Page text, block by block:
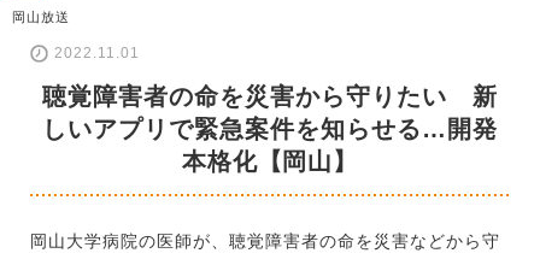
岡山放送
2022.11.01
聴覚障害者の命を災害から守りたい 新
しいアプリで緊急案件を知らせる…開発
本格化【岡山】
岡山大学病院の医師が、聴覚障害者の命を災害などから守